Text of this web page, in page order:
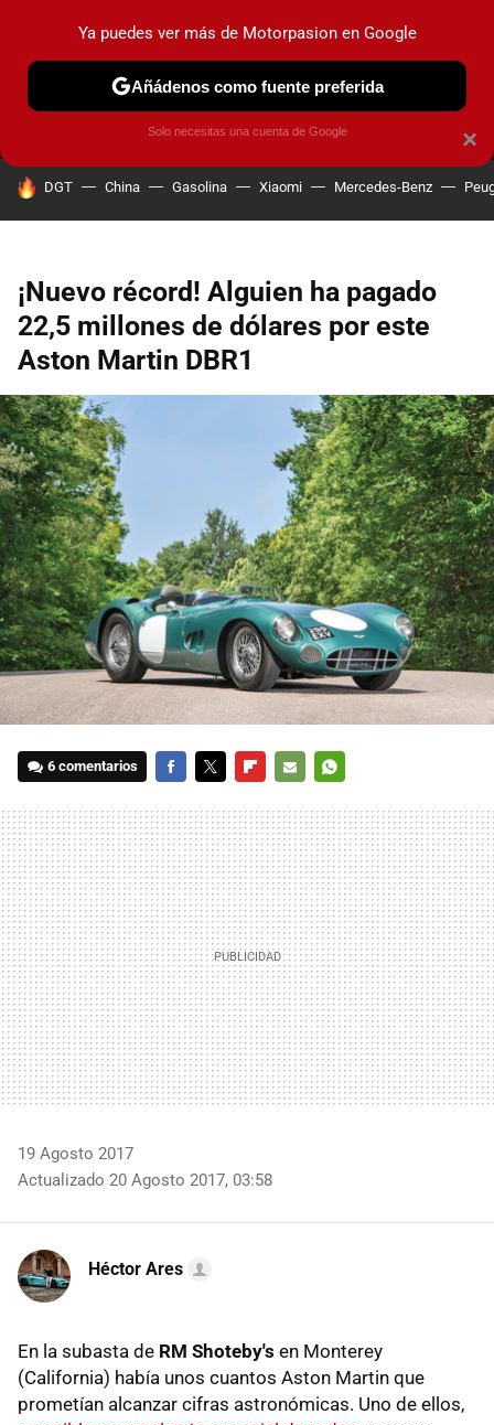
MENÚ NUEVO
COCHES ELÉCTRICOS OBSERVATORIO
HOY SE HABLA DE
DGT China Gasolina Xiaomi Mercedes-Benz
¡Nuevo récord! Alguien ha pagado
22,5 millones de dólares por este
Aston Martin DBR1
6 comentarios
MAIL
19 Agosto 2017
Actualizado 20 Agosto 2017, 03:58
Héctor Ares
En la subasta de RM Shoteby's en Monterey
(California) había unos cuantos Aston Martin que
prometían alcanzar cifras astronómicas. Uno de ellos,
×
Ya puedes ver más de Motorpasion en Google
Añádenos como fuente preferida
Solo necesitas una cuenta de Google